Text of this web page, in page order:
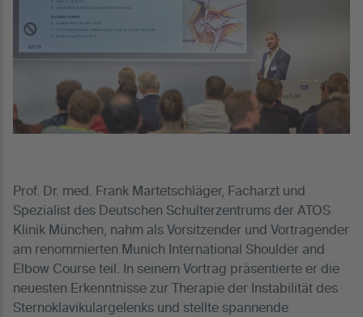
Prof. Dr. med. Frank Martetschläger, Facharzt und
Spezialist des Deutschen Schulterzentrums der ATOS
Klinik München, nahm als Vorsitzender und Vortragender
am renommierten Munich International Shoulder and
Elbow Course teil. In seinem Vortrag präsentierte er die
neuesten Erkenntnisse zur Therapie der Instabilität des
Sternoklavikulargelenks und stellte spannende